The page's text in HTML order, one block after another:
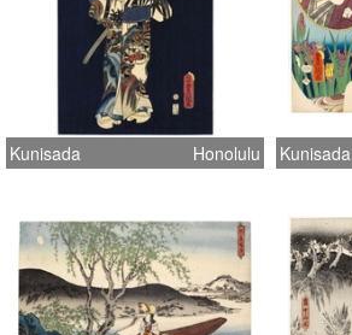
Kunisada Honolulu Kunisada